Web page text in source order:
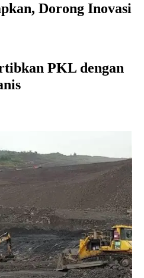
Dorong Inovasi
PKL dengan